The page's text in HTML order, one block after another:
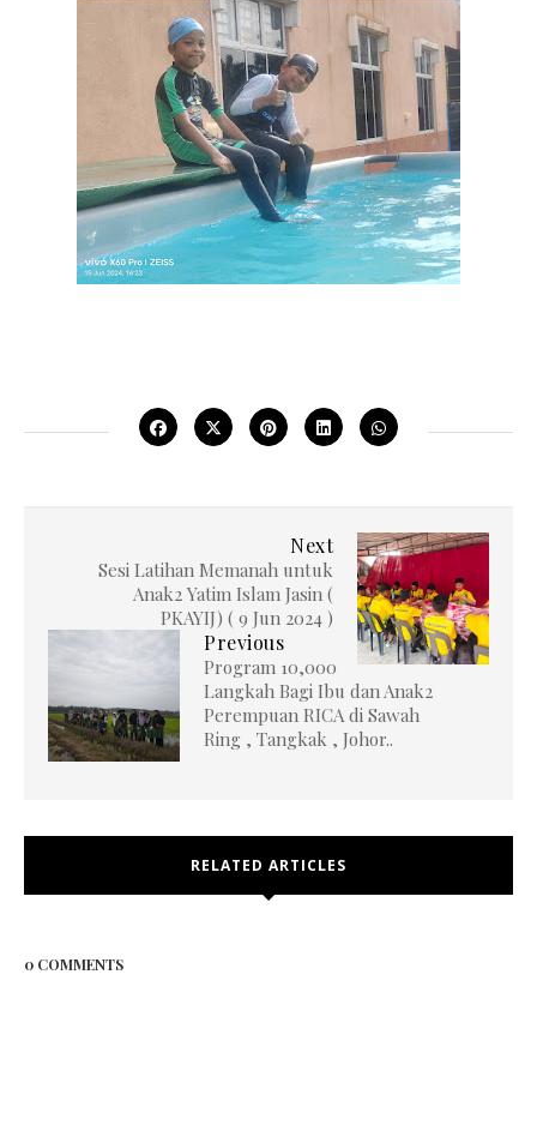
Next
Sesi Latihan Memanah untuk
Anak2 Yatim Islam Jasin (
PKAYIJ) ( 9 Jun 2024 )
Previous
Program 10,000
Langkah Bagi Ibu dan Anak2
Perempuan RICA di Sawah
Ring , Tangkak , Johor..
RELATED ARTICLES
0 COMMENTS